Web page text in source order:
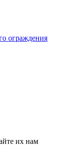
ограждения
их нам